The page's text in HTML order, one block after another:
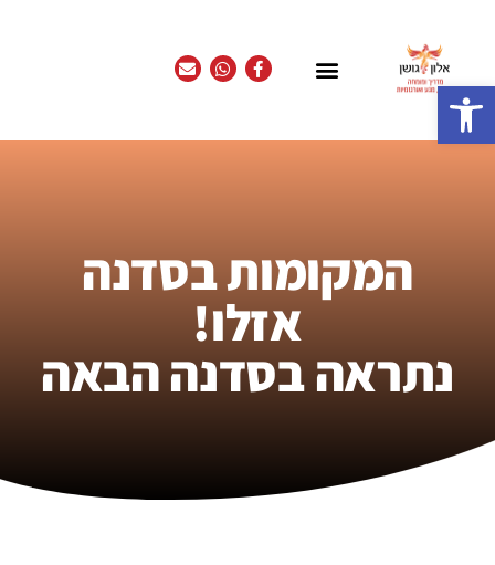
פתח סרגל נגישות
המקומות בסדנה
אזלו!
נתראה בסדנה הבאה